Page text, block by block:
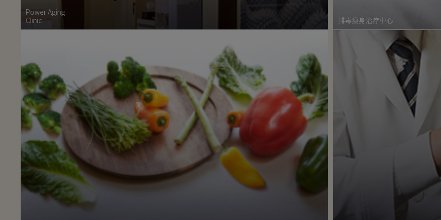
Power Aging
Clinic
排毒瘦身治疗中心